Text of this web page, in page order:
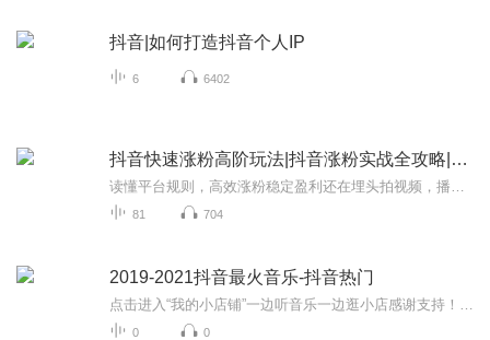
抖音|如何打造抖音个人IP
6 6402
抖音快速涨粉高阶玩法|抖音涨粉实战全攻略|抖音流量密码|零基础玩转抖音|抖音全域
81 704
2019-2021抖音最火音乐-抖音热门
0 0